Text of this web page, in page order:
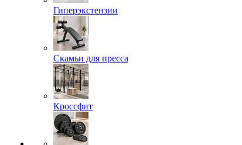
Гиперэкстензии
Скамьи для пресса
Кроссфит